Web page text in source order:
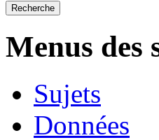
Recherche
Menus des
Sujets
Données